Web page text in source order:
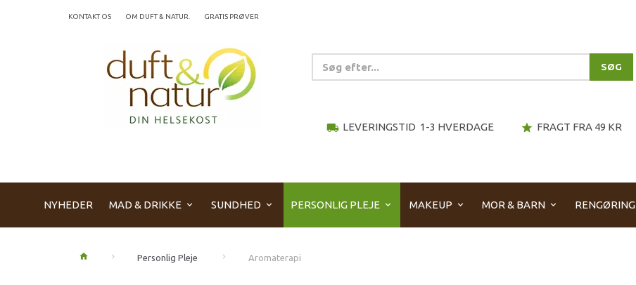
KONTAKT OS OM DUFT & NATUR. GRATIS PRØVER
SØG
local_shipping LEVERINGSTID 1-3 HVERDAGE star FRAGT FRA 49 KR
NYHEDER MAD & DRIKKE SUNDHED PERSONLIG PLEJE MAKEUP MOR & BARN RENGØRING
Personlig Pleje Aromaterapi